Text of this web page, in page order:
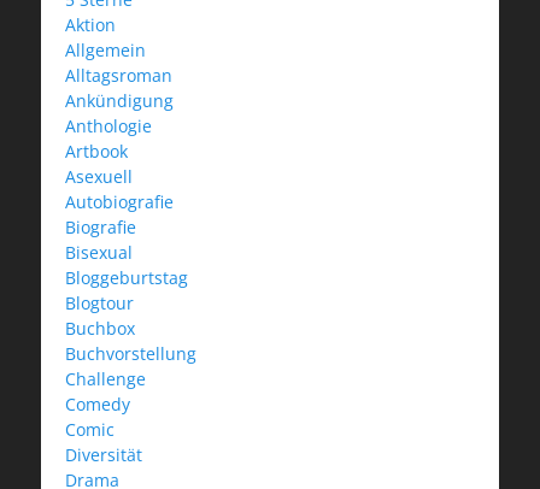
Aktion
Allgemein
Alltagsroman
Ankündigung
Anthologie
Artbook
Asexuell
Autobiografie
Biografie
Bisexual
Bloggeburtstag
Blogtour
Buchbox
Buchvorstellung
Challenge
Comedy
Comic
Diversität
Drama